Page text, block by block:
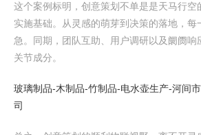
这个案例标明，创意策划不单是是天马行空
实施基础。从灵感的萌芽到决策的落地，每
急。同期，团队互助、用户调研以及阛阓响
关节成分。
玻璃制品-木制品-竹制品-电水壶生产-河间
司